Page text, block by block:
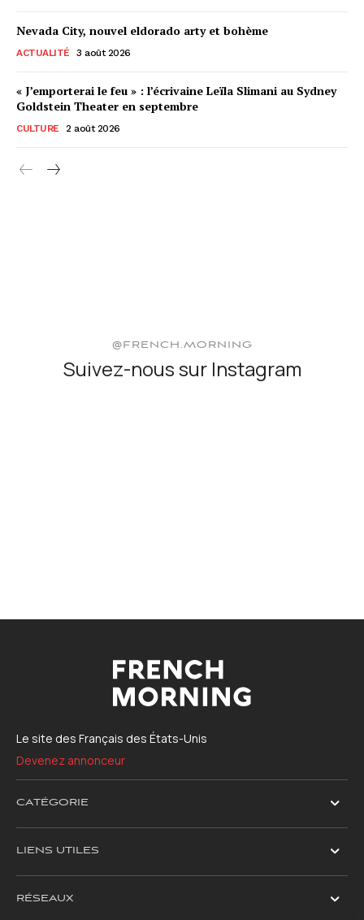
Nevada City, nouvel eldorado arty et bohème
ACTUALITÉ 3 août 2026
« J’emporterai le feu » : l’écrivaine Leïla Slimani au Sydney
Goldstein Theater en septembre
CULTURE 2 août 2026
@FRENCH.MORNING
Suivez-nous sur Instagram
Le site des Français des États-Unis
Devenez annonceur
CATÉGORIE
LIENS UTILES
RÉSEAUX